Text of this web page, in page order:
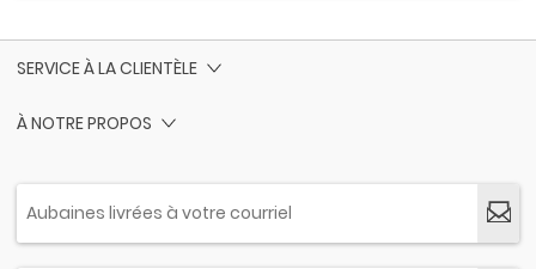
SERVICE À LA CLIENTÈLE
À NOTRE PROPOS